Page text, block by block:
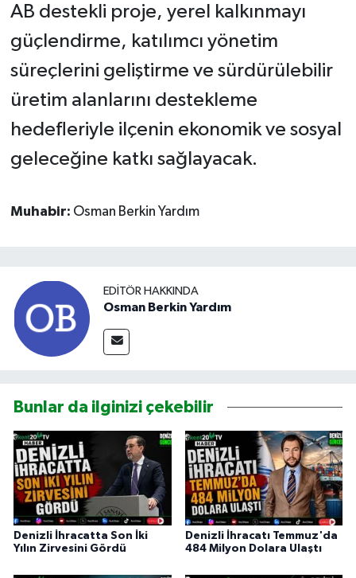
AB destekli proje, yerel kalkınmayı
güçlendirme, katılımcı yönetim
süreçlerini geliştirme ve sürdürülebilir
üretim alanlarını destekleme
hedefleriyle ilçenin ekonomik ve sosyal
geleceğine katkı sağlayacak.
Muhabir: Osman Berkin Yardım
EDITÖR HAKKINDA
Osman Berkin Yardım
Bunlar da ilginizi çekebilir
Denizli İhracatta Son İki
Yılın Zirvesini Gördü
Denizli İhracatı Temmuz'da
484 Milyon Dolara Ulaştı